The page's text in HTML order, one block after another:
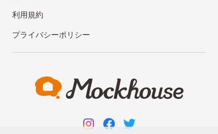
利用規約
プライバシーポリシー